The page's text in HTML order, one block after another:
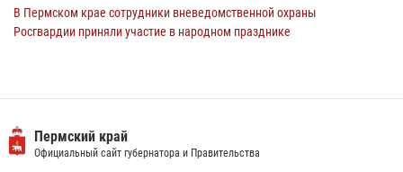
В Пермском крае сотрудники вневедомственной охраны
Росгвардии приняли участие в народном празднике
прошло патриотическое мероприятие
03 августа 2026, 11:09
Пермский край
Официальный сайт губернатора и Правительства